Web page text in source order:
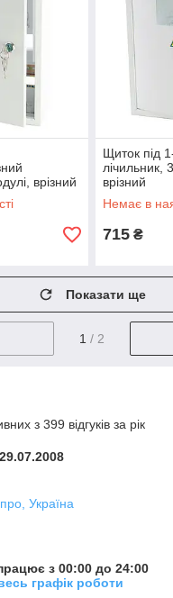
врізний
Щиток під
лічильник,
врізний
Немає в
715 ₴
Показати ще
1 / 2
з 399 відгуків за рік
Україна
з 00:00 до 24:00
графік роботи